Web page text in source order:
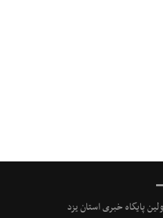
پایگاه خبری استان یزد